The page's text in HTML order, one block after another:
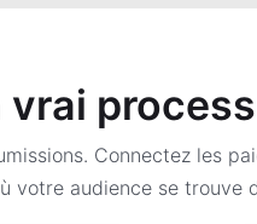
Connectez les
votre audience se trouve